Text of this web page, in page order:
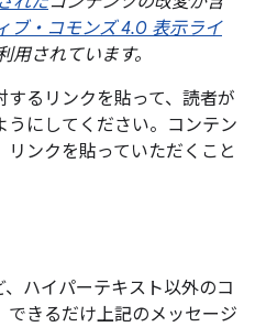
ブ・コモンズ 4.0 表示ライ
用されています。
るリンクを貼って、読者が
にしてください。コンテン
ンクを貼っていただくこと
ハイパーテキスト以外のコ
できるだけ上記のメッセージ